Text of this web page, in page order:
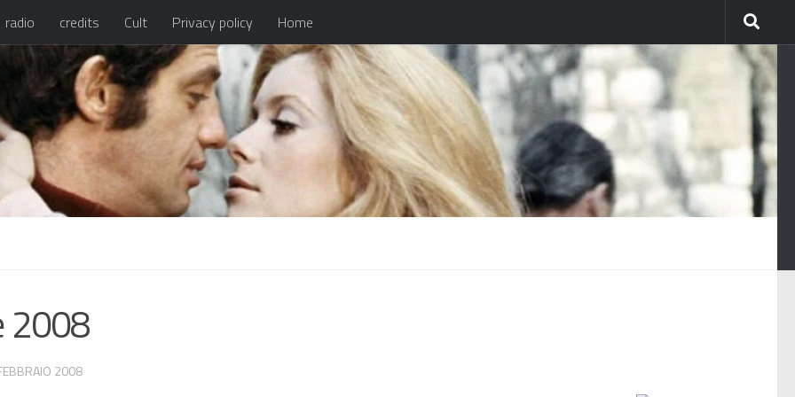
radio credits Cult Privacy policy Home
2008
2008